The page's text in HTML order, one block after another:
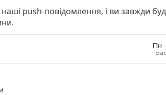
push-повідомлення, і ви завжди
Пн